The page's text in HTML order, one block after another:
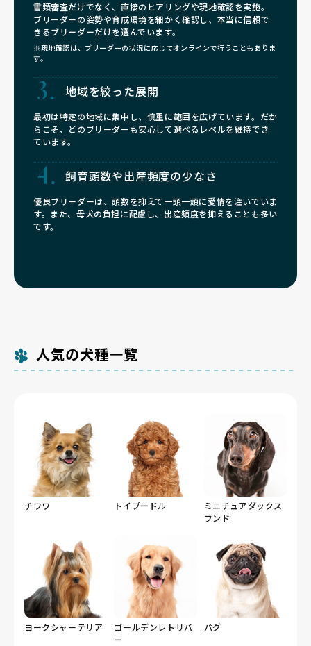
書類審査だけでなく、直接のヒアリングや現地確認を実施。
ブリーダーの姿勢や育成環境を細かく確認し、本当に信頼で
きるブリーダーだけを選んでいます。
※現地確認は、ブリーダーの状況に応じてオンラインで行うこともありま
す。
地域を絞った展開
最初は特定の地域に集中し、慎重に範囲を広げています。だか
らこそ、どのブリーダーも安心して選べるレベルを維持でき
ています。
飼育頭数や出産頻度の少なさ
優良ブリーダーは、頭数を抑えて一頭一頭に愛情を注いでいま
す。また、母犬の負担に配慮し、出産頻度を抑えることも多い
です。
人気の犬種一覧
チワワ トイプードル
ミニチュアダックス
フンド
ヨークシャーテリア
ゴールデンレトリバ
ー
パグ